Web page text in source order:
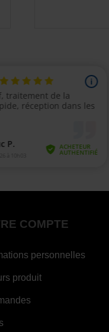
COMPTE
personnelles
produit